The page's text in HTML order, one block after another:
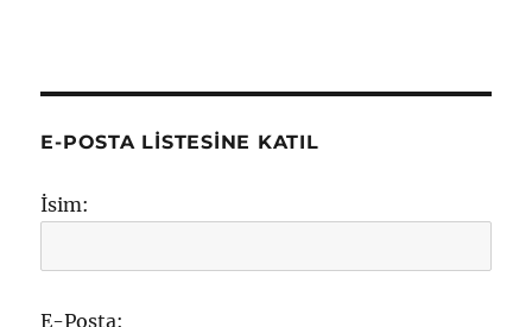
E-POSTA LISTESINE KATIL
İsim:
E-Posta: